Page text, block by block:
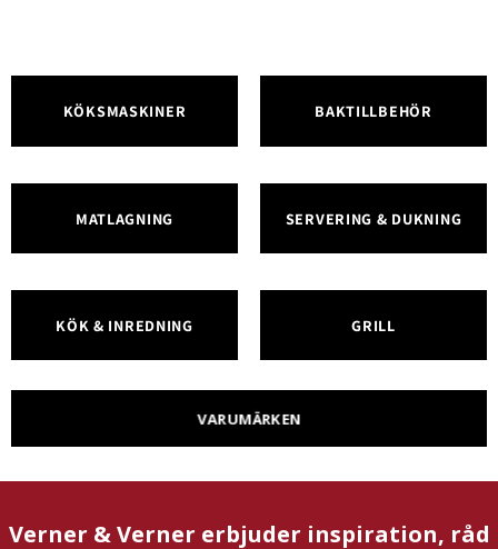
KÖKSMASKINER BAKTILLBEHÖR
MATLAGNING SERVERING & DUKNING
KÖK & INREDNING GRILL
VARUMÄRKEN
Verner & Verner erbjuder inspiration, råd